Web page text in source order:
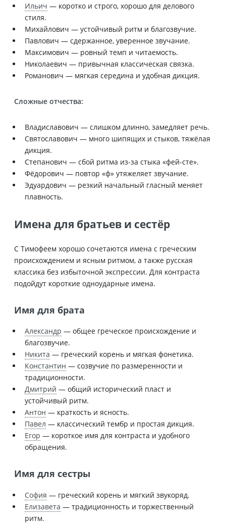
Ильич — коротко и строго, хорошо для делового
стиля.
Михайлович — устойчивый ритм и благозвучие.
Павлович — сдержанное, уверенное звучание.
Максимович — ровный темп и читаемость.
Николаевич — привычная классическая связка.
Романович — мягкая середина и удобная дикция.
Сложные отчества:
Владиславович — слишком длинно, замедляет речь.
Святославович — много шипящих и стыков, тяжёлая
дикция.
Степанович — сбой ритма из-за стыка «фей-сте».
Фёдорович — повтор «ф» утяжеляет звучание.
Эдуардович — резкий начальный гласный меняет
плавность.
Имена для братьев и сестёр
С Тимофеем хорошо сочетаются имена с греческим
происхождением и ясным ритмом, а также русская
классика без избыточной экспрессии. Для контраста
подойдут короткие одноударные имена.
Имя для брата
Александр — общее греческое происхождение и
благозвучие.
Никита — греческий корень и мягкая фонетика.
Константин — созвучие по размеренности и
традиционности.
Дмитрий — общий исторический пласт и
устойчивый ритм.
Антон — краткость и ясность.
Павел — классический тембр и простая дикция.
Егор — короткое имя для контраста и удобного
обращения.
Имя для сестры
София — греческий корень и мягкий звукоряд.
Елизавета — традиционность и торжественный
ритм.